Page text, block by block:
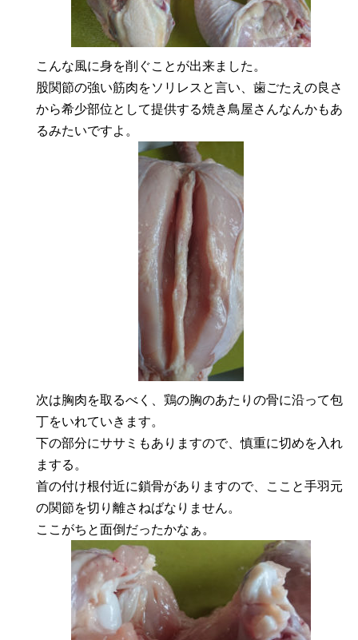
こんな風に身を削ぐことが出来ました。
股関節の強い筋肉をソリレスと言い、歯ごたえの良さ
から希少部位として提供する焼き鳥屋さんなんかもあ
るみたいですよ。
次は胸肉を取るべく、鶏の胸のあたりの骨に沿って包
丁をいれていきます。
下の部分にササミもありますので、慎重に切めを入れ
まする。
首の付け根付近に鎖骨がありますので、ここと手羽元
の関節を切り離さねばなりません。
ここがちと面倒だったかなぁ。